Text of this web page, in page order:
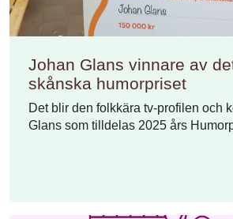
Johan Glans vinnare av
skånska humorpriset
Det blir den folkkära tv-profilen och
Glans som tilldelas 2025 års